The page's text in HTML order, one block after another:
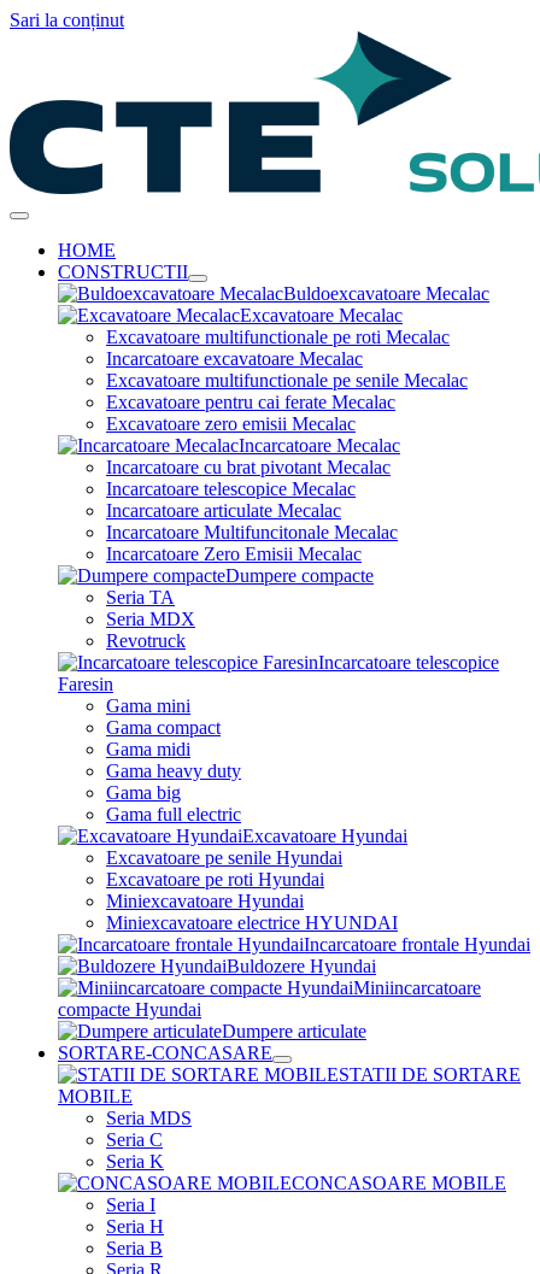
Sari la conținut
HOME
CONSTRUCTII
Buldoexcavatoare Mecalac
Excavatoare Mecalac
Excavatoare multifunctionale pe roti Mecalac
Incarcatoare excavatoare Mecalac
Excavatoare multifunctionale pe senile Mecalac
Excavatoare pentru cai ferate Mecalac
Excavatoare zero emisii Mecalac
Incarcatoare Mecalac
Incarcatoare cu brat pivotant Mecalac
Incarcatoare telescopice Mecalac
Incarcatoare articulate Mecalac
Incarcatoare Multifuncitonale Mecalac
Incarcatoare Zero Emisii Mecalac
Dumpere compacte
Seria TA
Seria MDX
Revotruck
Incarcatoare telescopice
Faresin
Gama mini
Gama compact
Gama midi
Gama heavy duty
Gama big
Gama full electric
Excavatoare Hyundai
Excavatoare pe senile Hyundai
Excavatoare pe roti Hyundai
Miniexcavatoare Hyundai
Miniexcavatoare electrice HYUNDAI
Incarcatoare frontale Hyundai
Buldozere Hyundai
Miniincarcatoare
compacte Hyundai
Dumpere articulate
SORTARE-CONCASARE
STATII DE SORTARE
MOBILE
Seria MDS
Seria C
Seria K
CONCASOARE MOBILE
Seria I
Seria H
Seria B
Seria R